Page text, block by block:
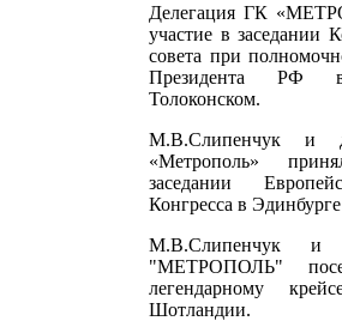
Делегация ГК
участие в заседании
совета при
Президента
Толоконском.
М.В.Слипенчук и
«Метрополь»
заседании
Конгресса в
М.В.Слипенчук и
"МЕТРОПОЛЬ"
легендарному
Шотландии.